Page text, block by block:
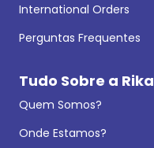
International Orders
Perguntas Frequentes
Tudo Sobre a Rika
Quem Somos?
Onde Estamos?